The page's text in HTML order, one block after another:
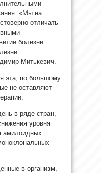
«Мы на
отличать
болезни
Митькевич.
эта, по большому
не оставляют
в ряде стран,
уровня
амилоидных
в организм,